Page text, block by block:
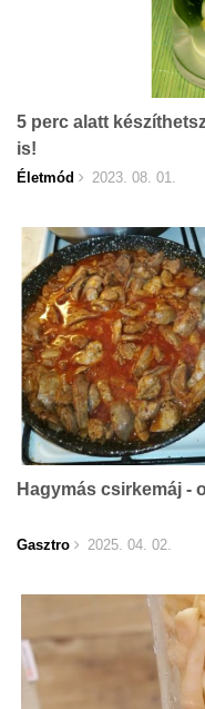
5 perc alatt
is!
Életmód 2023. 08. 01.
Hagymás csirkemáj -
Gasztro 2025. 04. 02.